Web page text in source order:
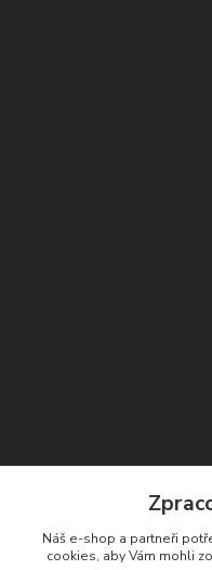
+420 732 552 122
Náš e-shop a partneři
cookies, aby Vám mohli